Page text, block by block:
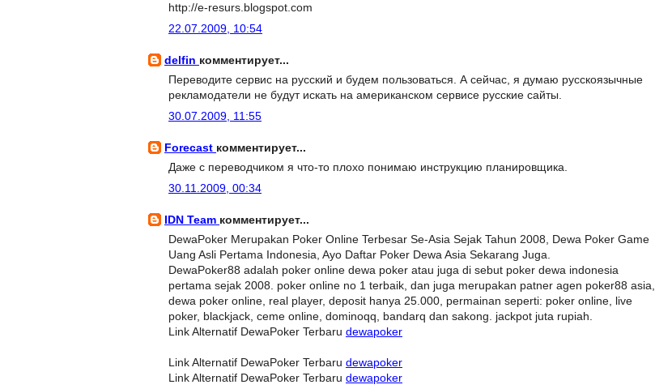
http://e-resurs.blogspot.com
22.07.2009, 10:54
delfin комментирует...
Переводите сервис на русский и будем пользоваться. А сейчас, я думаю русскоязычные
рекламодатели не будут искать на американском сервисе русские сайты.
30.07.2009, 11:55
Forecast комментирует...
Даже с переводчиком я что-то плохо понимаю инструкцию планировщика.
30.11.2009, 00:34
IDN Team комментирует...
DewaPoker Merupakan Poker Online Terbesar Se-Asia Sejak Tahun 2008, Dewa Poker Game
Uang Asli Pertama Indonesia, Ayo Daftar Poker Dewa Asia Sekarang Juga.
DewaPoker88 adalah poker online dewa poker atau juga di sebut poker dewa indonesia
pertama sejak 2008. poker online no 1 terbaik, dan juga merupakan patner agen poker88 asia,
dewa poker online, real player, deposit hanya 25.000, permainan seperti: poker online, live
poker, blackjack, ceme online, dominoqq, bandarq dan sakong. jackpot juta rupiah.
Link Alternatif DewaPoker Terbaru dewapoker
Link Alternatif DewaPoker Terbaru dewapoker
Link Alternatif DewaPoker Terbaru dewapoker